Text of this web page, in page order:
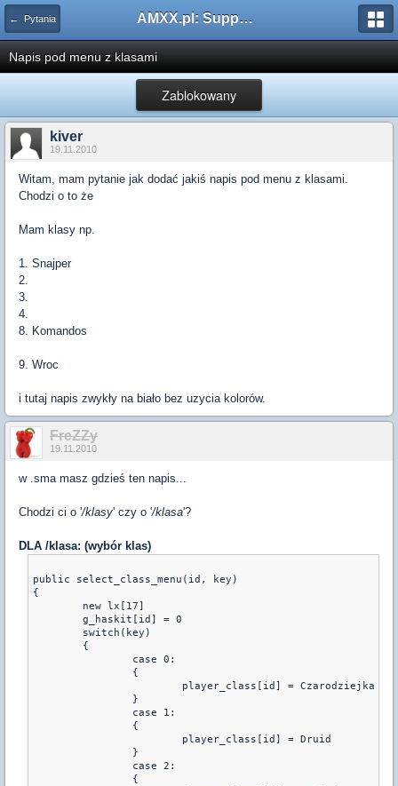
← Pytania AMXX.pl: Support AMX Mod X i SourceMod
Napis pod menu z klasami
Zablokowany
kiver
19.11.2010
Witam, mam pytanie jak dodać jakiś napis pod menu z klasami.
Chodzi o to że
Mam klasy np.
1. Snajper
2.
3.
4.
8. Komandos
9. Wroc
i tutaj napis zwykły na biało bez uzycia kolorów.
FreZZy
19.11.2010
w .sma masz gdzieś ten napis...
Chodzi ci o '/klasy' czy o '/klasa'?
DLA /klasa: (wybór klas)
public select_class_menu(id, key)
{
        new lx[17]
	g_haskit[id] = 0
	switch(key)
	{
		case 0:
		}
		case 1:
			player_class[id] = Druid
		}
		case 2: